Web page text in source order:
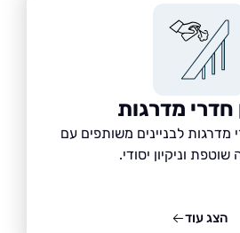
מדרגות
לבניינים משותפים עם
יסודי.